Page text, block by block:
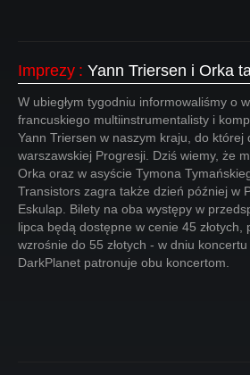
Imprezy : Yann Triersen i Orka
W ubiegłym tygodniu informowaliśmy o
francuskiego multiinstrumentalisty i
Yann Triersen w naszym kraju, do której
warszawskiej Progresji. Dziś wiemy, że
Orka oraz w asyście Tymona
Transistors zagra także dzień później w
Eskulap. Bilety na oba występy w
lipca będą dostępne w cenie 45 złotych,
wzrośnie do 55 złotych - w dniu koncertu
DarkPlanet patronuje obu koncertom.